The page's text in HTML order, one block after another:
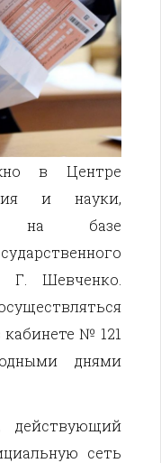
в Центре
и науки,
на базе
Г. Шевченко.
кабинете № 121
днями
действующий
сеть